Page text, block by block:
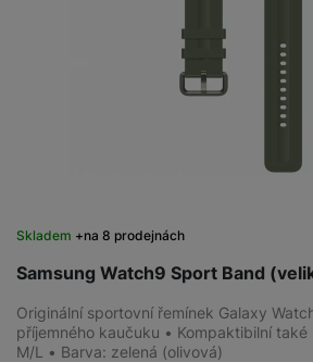
Samsung Watch9 Sport Band
Skladem na 8 prodejnách
Originální sportovní řemínek Galaxy
příjemného kaučuku • Kompaktibilní také
M/L • Barva: zelená (olivová)